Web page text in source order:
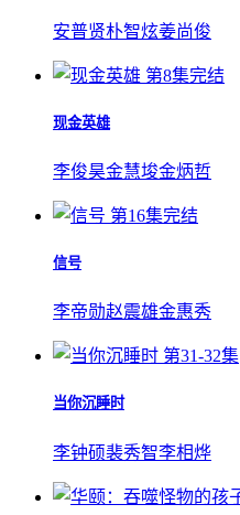
安普贤朴智炫姜尚俊
第8集完结
现金英雄
李俊昊金慧埈金炳哲
第16集完结
信号
李帝勋赵震雄金惠秀
第31-32集
当你沉睡时
李钟硕裴秀智李相烨